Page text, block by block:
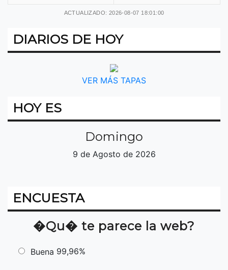
ACTUALIZADO: 2026-08-07 18:01:00
DIARIOS DE HOY
VER MÁS TAPAS
HOY ES
Domingo
9 de Agosto de 2026
ENCUESTA
�Qu� te parece la web?
Buena 99,96%